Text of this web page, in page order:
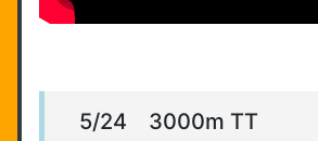
5/24 3000m TT